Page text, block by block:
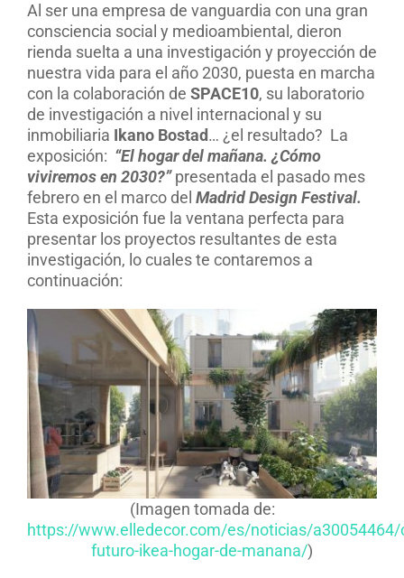
Al ser una empresa de vanguardia con una gran
consciencia social y medioambiental, dieron
rienda suelta a una investigación y proyección de
nuestra vida para el año 2030, puesta en marcha
con la colaboración de SPACE10, su laboratorio
de investigación a nivel internacional y su
inmobiliaria Ikano Bostad… ¿el resultado? La
exposición: “El hogar del mañana. ¿Cómo
viviremos en 2030?”presentada el pasado mes
febrero en el marco del Madrid Design Festival.
Esta exposición fue la ventana perfecta para
presentar los proyectos resultantes de esta
investigación, lo cuales te contaremos a
continuación:
(Imagen tomada de:
https://www.elledecor.com/es/noticias/a30054464/
futuro-ikea-hogar-de-manana/)